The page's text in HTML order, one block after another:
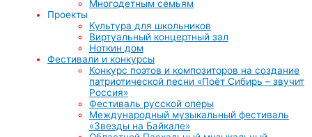
Многодетным семьям
Проекты
Культура для школьников
Виртуальный концертный зал
Ноткин дом
Фестивали и конкурсы
Конкурс поэтов и композиторов на создание
патриотической песни «Поёт Сибирь – звучит
Россия»
Фестиваль русской оперы
Международный музыкальный фестиваль
«Звезды на Байкале»